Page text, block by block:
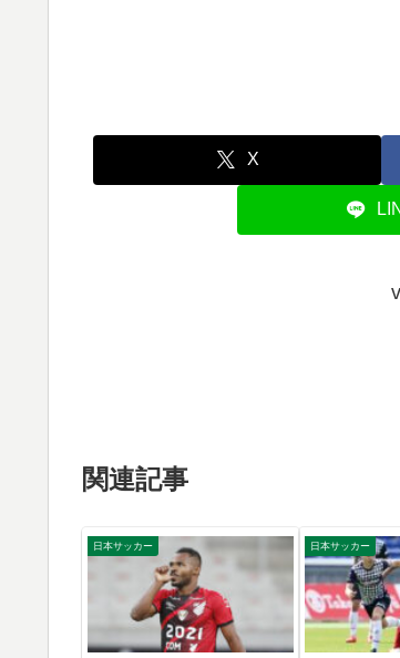
X
関連記事
日本サッカー 日本サッカー